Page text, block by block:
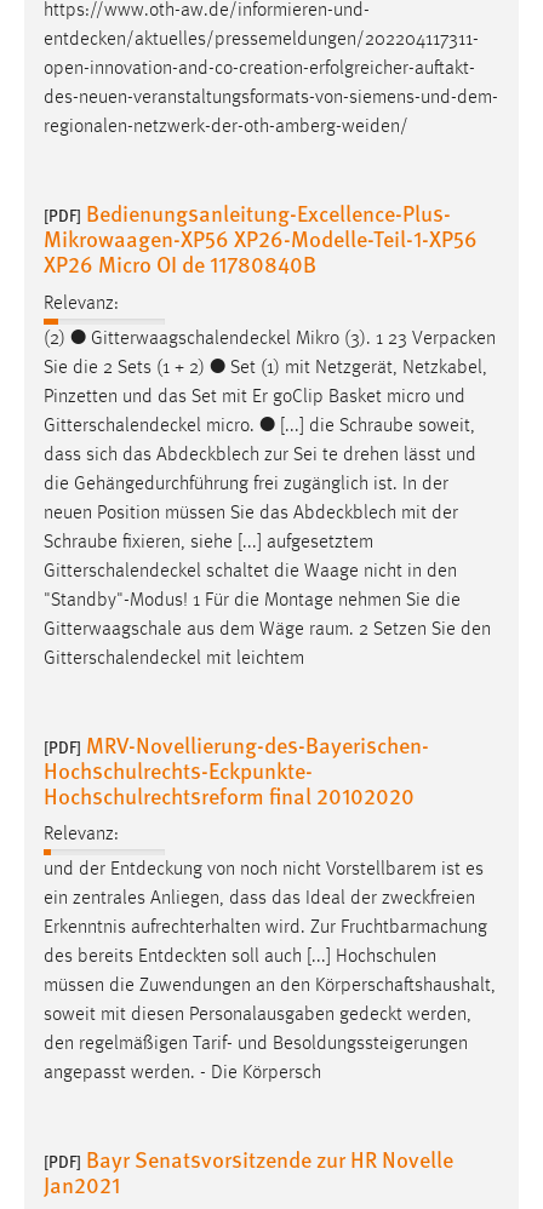
https://www.oth-aw.de/informieren-und-
entdecken/aktuelles/pressemeldungen/202204117311-
open-innovation-and-co-creation-erfolgreicher-auftakt-
des-neuen-veranstaltungsformats-von-siemens-und-dem-
regionalen-netzwerk-der-oth-amberg-weiden/
[PDF] Bedienungsanleitung-Excellence-Plus-
Mikrowaagen-XP56 XP26-Modelle-Teil-1-XP56
XP26 Micro OI de 11780840B
Relevanz:
(2) ● Gitterwaagschalendeckel Mikro (3). 1 23 Verpacken
Sie die 2 Sets (1 + 2) ● Set (1) mit Netzgerät, Netzkabel,
Pinzetten und das Set mit Er­ goClip Basket micro und
Gitterschalendeckel micro. ● [...] die Schraube soweit,
dass sich das Abdeckblech zur Sei­ te drehen lässt und
die Gehängedurchführung frei zugänglich ist. In der
neuen Position müssen Sie das Abdeckblech mit der
Schraube fixieren, siehe [...] aufgesetztem
Gitterschalendeckel schaltet die Waage nicht in den
"Standby"-Modus! 1 Für die Montage nehmen Sie die
Gitterwaagschale aus dem Wäge­ raum. 2 Setzen Sie den
Gitterschalendeckel mit leichtem
[PDF] MRV-Novellierung-des-Bayerischen-
Hochschulrechts-Eckpunkte-
Hochschulrechtsreform final 20102020
Relevanz:
und der Entdeckung von noch nicht Vorstellbarem ist es
ein zentrales Anliegen, dass das Ideal der zweckfreien
Erkenntnis aufrechterhalten wird. Zur Fruchtbarmachung
des bereits Entdeckten soll auch [...] Hochschulen
müssen die Zuwendungen an den Körperschaftshaushalt,
soweit mit diesen Personalausgaben gedeckt werden,
den regelmäßigen Tarif- und Besoldungssteigerungen
angepasst werden. - Die Körpersch
[PDF] Bayr Senatsvorsitzende zur HR Novelle
Jan2021